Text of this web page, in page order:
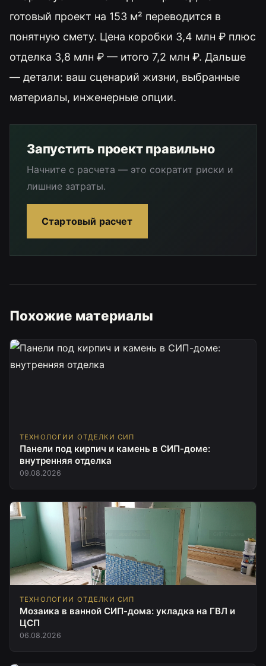
готовый проект на 153 м² переводится в
понятную смету. Цена коробки 3,4 млн ₽ плюс
отделка 3,8 млн ₽ — итого 7,2 млн ₽. Дальше
— детали: ваш сценарий жизни, выбранные
материалы, инженерные опции.
Запустить проект правильно
Начните с расчета — это сократит риски и
лишние затраты.
Стартовый расчет
Похожие материалы
ТЕХНОЛОГИИ ОТДЕЛКИ СИП
Панели под кирпич и камень в СИП-доме:
внутренняя отделка
09.08.2026
ТЕХНОЛОГИИ ОТДЕЛКИ СИП
Мозаика в ванной СИП-дома: укладка на ГВЛ и
ЦСП
06.08.2026